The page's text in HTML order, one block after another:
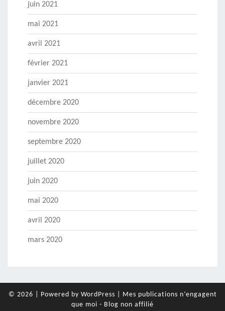
juin 2021
mai 2021
avril 2021
février 2021
janvier 2021
décembre 2020
novembre 2020
septembre 2020
juillet 2020
juin 2020
mai 2020
avril 2020
mars 2020
© 2026 Powered by WordPress
Mes publications n’engagent
que moi - Blog non affilié